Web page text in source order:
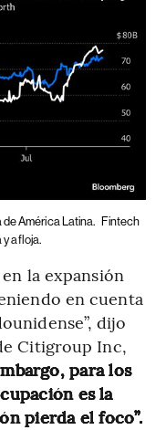
América Latina. Fintech
y afloja.
la expansión
en cuenta
dijo
Citigroup Inc,
para los
es la
pierda el foco”.